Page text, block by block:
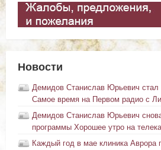
Новости
Демидов Станислав Юрьевич стал
Самое время на Первом радио с
Демидов Станислав Юрьевич
программы Хорошее утро на
Каждый год в мае клиника Аврора